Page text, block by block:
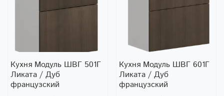
Кухня Модуль ШВГ 501Г
Ликата / Дуб
французский
Кухня Модуль ШВГ 601Г
Ликата / Дуб
французский